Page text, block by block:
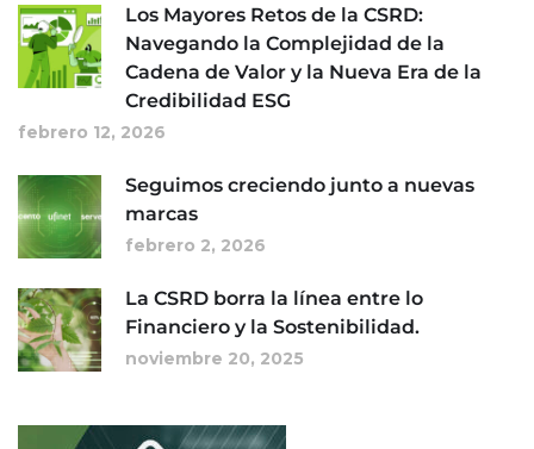
Los Mayores Retos de la CSRD:
Navegando la Complejidad de la
Cadena de Valor y la Nueva Era de la
Credibilidad ESG
febrero 12, 2026
Seguimos creciendo junto a nuevas
marcas
febrero 2, 2026
La CSRD borra la línea entre lo
Financiero y la Sostenibilidad.
noviembre 20, 2025